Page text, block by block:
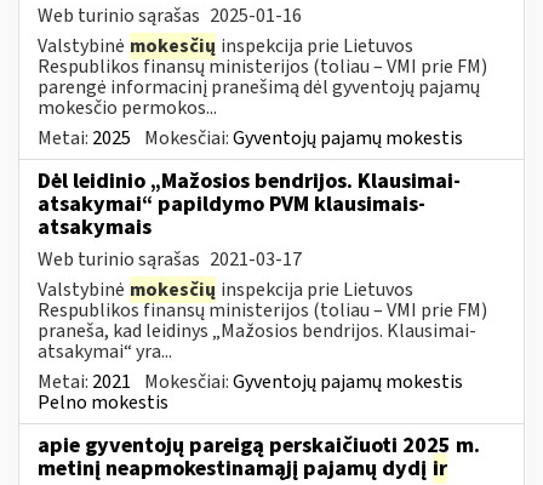
Web turinio sąrašas 2025-01-16
Valstybinė mokesčių inspekcija prie Lietuvos
Respublikos finansų ministerijos (toliau – VMI prie FM)
parengė informacinį pranešimą dėl gyventojų pajamų
mokesčio permokos...
Metai: 2025 Mokesčiai:Gyventojų pajamų mokestis
Dėl leidinio „Mažosios bendrijos. Klausimai-
atsakymai“ papildymo PVM klausimais-
atsakymais
Web turinio sąrašas 2021-03-17
Valstybinė mokesčių inspekcija prie Lietuvos
Respublikos finansų ministerijos (toliau – VMI prie FM)
praneša, kad leidinys „Mažosios bendrijos. Klausimai-
atsakymai“ yra...
Metai: 2021 Mokesčiai:Gyventojų pajamų mokestis
Pelno mokestis
apie gyventojų pareigą perskaičiuoti 2025 m.
metinį neapmokestinamąjį pajamų dydį ir